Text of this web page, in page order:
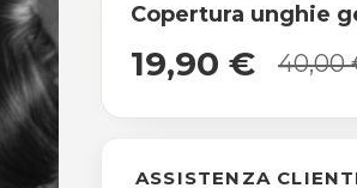
Copertura unghie
19,90 € 40,00
ASSISTENZA